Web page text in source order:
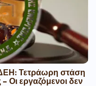
Τετράωρη στάση
Οι εργαζόμενοι δεν